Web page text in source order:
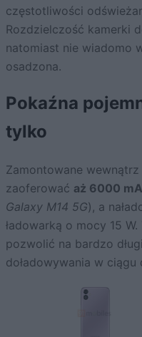
częstotliwości
Rozdzielczość kamerki
natomiast nie wiadomo
osadzona.
Pokaźna
tylko
Zamontowane
zaoferować aż 6000
Galaxy M14 5G), a
ładowarką o mocy 15
pozwolić na bardzo
doładowywania w ciągu